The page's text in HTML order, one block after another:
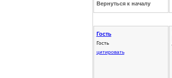
Вернуться к началу
Гость
Гость
цитировать